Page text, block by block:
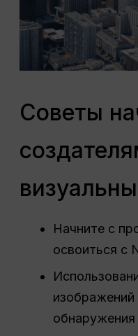
Советы
Начните с
освоиться с